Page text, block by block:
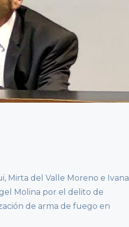
Mirta del Valle Moreno e Ivana
Molina por el delito de
de arma de fuego en